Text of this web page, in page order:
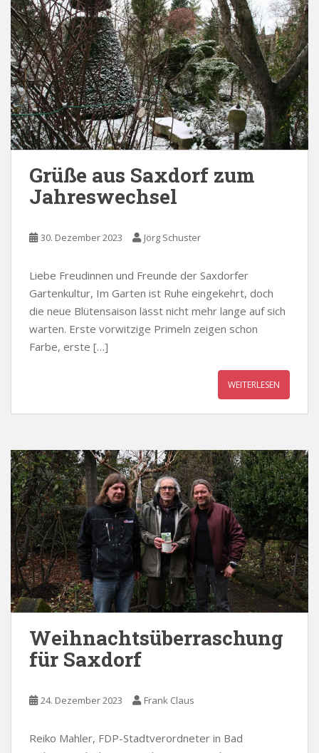
Grüße aus Saxdorf zum
Jahreswechsel
30. Dezember 2023 Jörg Schuster
Liebe Freudinnen und Freunde der Saxdorfer
Gartenkultur, Im Garten ist Ruhe eingekehrt, doch
die neue Blütensaison lässt nicht mehr lange auf sich
warten. Erste vorwitzige Primeln zeigen schon
Farbe, erste […]
WEITERLESEN
Weihnachtsüberraschung
für Saxdorf
24. Dezember 2023 Frank Claus
Reiko Mahler, FDP-Stadtverordneter in Bad